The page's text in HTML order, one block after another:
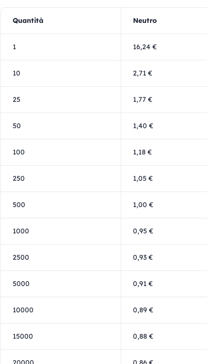
Quantità Neutro
1 16,24 €
10 2,71 €
25 1,77 €
50 1,40 €
100 1,18 €
250 1,05 €
500 1,00 €
1000 0,95 €
2500 0,93 €
5000 0,91 €
10000 0,89 €
15000 0,88 €